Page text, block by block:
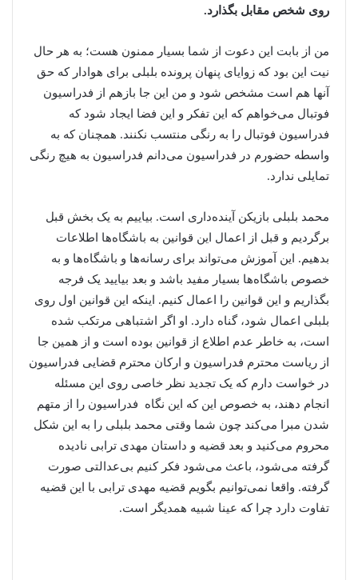
روی شخص مقابل بگذارد.
من از بابت این دعوت از شما بسیار ممنون هست؛ به هر حال
نیت این بود که زوایای پنهان پرونده بلبلی برای هوادار که حق
آنها هم است مشخص شود و من این جا بازهم از فدراسیون
فوتبال می‌خواهم که این تفکر و این فضا ایجاد شود که
فدراسیون فوتبال را به رنگی منتسب نکنند. همچنان که به
واسطه حضورم در فدراسیون می‌دانم فدراسیون به هیچ رنگی
تمایلی ندارد.
محمد بلبلی بازیکن آینده‌داری است. بیاییم به یک بخش قبل
برگردیم و قبل از اعمال این قوانین به باشگاه‌ها اطلاعات
بدهیم. این آموزش می‌تواند برای رسانه‌ها و باشگاه‌ها و به
خصوص باشگاه‌ها بسیار مفید باشد و بعد بیایید یک فرجه
بگذاریم و این قوانین را اعمال کنیم. اینکه این قوانین اول روی
بلبلی اعمال شود، گناه دارد. او اگر اشتباهی مرتکب شده
است، به خاطر عدم اطلاع از قوانین بوده است و از همین جا
از ریاست محترم فدراسیون و ارکان محترم قضایی فدراسیون
در خواست دارم که یک تجدید نظر خاصی روی این مسئله
انجام دهند، به خصوص این که این نگاه فدراسیون را از متهم
شدن مبرا می‌کند چون شما وقتی محمد بلبلی را به این شکل
محروم می‌کنید و بعد قضیه و داستان مهدی ترابی نادیده
گرفته می‌شود، باعث می‌شود فکر کنیم بی‌عدالتی صورت
گرفته. واقعا نمی‌توانیم بگویم قضیه مهدی ترابی با این قضیه
تفاوت دارد چرا که عینا شبیه همدیگر است.